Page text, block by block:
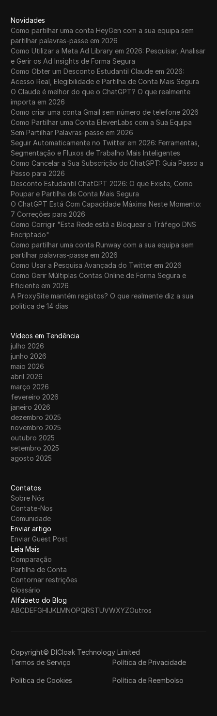
Novidades
Como partilhar uma conta HeyGen com a sua equipa sem
partilhar palavras-passe em 2026
Como Utilizar a Meta Ad Library em 2026: Pesquisar, Analisar
e Gerir os Ad Insights de Forma Segura
Como Obter um Desconto Estudantil Claude em 2026:
Acesso Real, Elegibilidade e Partilha de Conta Mais Segura
O Claude é melhor do que o ChatGPT? O que realmente
importa em 2026
Como criar uma conta Gmail sem número de telefone 2026
Como Partilhar uma Conta ElevenLabs com a Sua Equipa
Sem Partilhar Palavras-passe em 2026
Seguir Automaticamente no Twitter em 2026: Ferramentas,
Segmentação e Fluxos de Trabalho Mais Inteligentes
Como Cancelar a Sua Subscrição do ChatGPT: Guia Passo a
Passo para 2026
Desconto Estudantil ChatGPT 2026: O que Existe, Como
Poupar e Partilha de Conta Mais Segura
O ChatGPT Está Com Capacidade Máxima Neste Momento:
7 Correções para 2026
Como Corrigir "Esta Rede está a Bloquear o Tráfego DNS
Encriptado"
Como partilhar uma conta Runway com a sua equipa sem
partilhar palavras-passe em 2026
Como Usar a Pesquisa Avançada do Twitter em 2026
Como Gerir Múltiplas Contas Online de Forma Segura e
Eficiente em 2026
A ProxySite mantém registos? O que realmente diz a sua
política de 14 dias
Vídeos em Tendência
julho 2026
junho 2026
maio 2026
abril 2026
março 2026
fevereiro 2026
janeiro 2026
dezembro 2025
novembro 2025
outubro 2025
setembro 2025
agosto 2025
Contatos
Sobre Nós
Contate-Nos
Comunidade
Enviar artigo
Enviar Guest Post
Leia Mais
Comparação
Partilha de Conta
Contornar restrições
Glossário
Alfabeto do Blog
ABCDEFGHIJKLMNOPQRSTUVWXYZOutros
Copyright© DICloak Technology Limited
Termos de Serviço
Política de Privacidade
Política de Cookies Política de Reembolso